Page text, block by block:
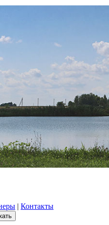
| Контакты